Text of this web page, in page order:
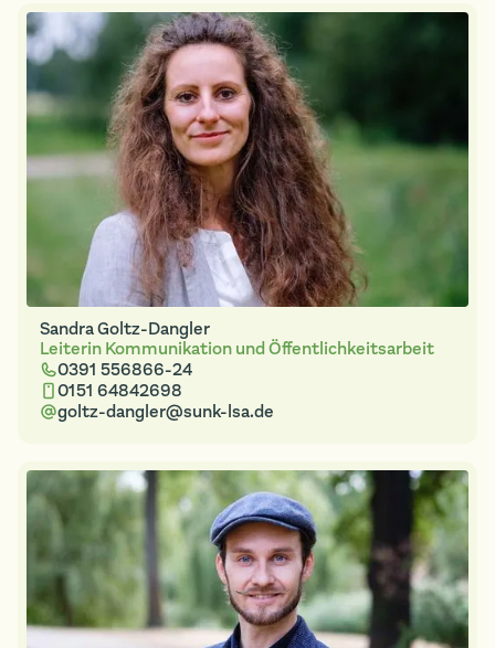
Sandra Goltz-Dangler
Leiterin Kommunikation und Öffentlichkeitsarbeit
0391 556866-24
0151 64842698
goltz-dangler@sunk-lsa.de